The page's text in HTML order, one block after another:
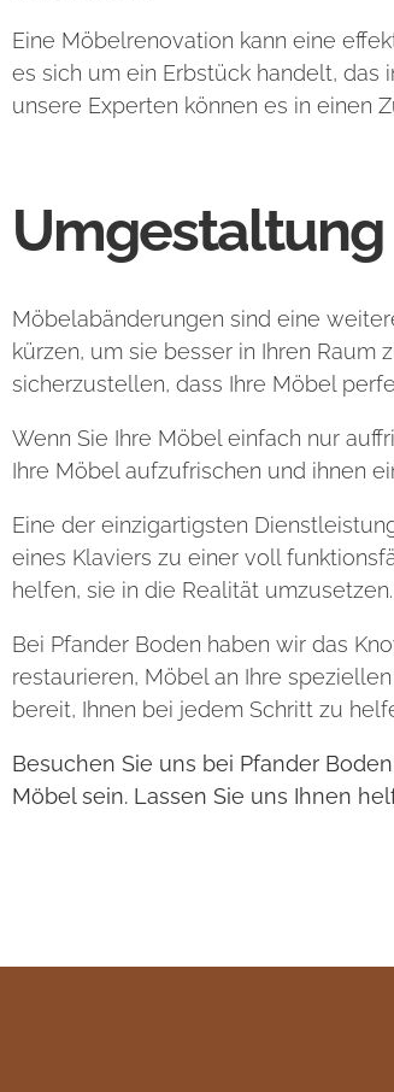
Eine Möbelrenovation kann eine
es sich um ein Erbstück handelt, das
unsere Experten können es in einen
Möbelabänderungen sind eine
kürzen, um sie besser in Ihren
sicherzustellen, dass Ihre Möbel
Wenn Sie Ihre Möbel einfach nur
Ihre Möbel aufzufrischen und ihnen
Eine der einzigartigsten
eines Klaviers zu einer voll
helfen, sie in die Realität umzusetzen.
Bei Pfander Boden haben wir das
restaurieren, Möbel an Ihre
bereit, Ihnen bei jedem Schritt zu
Besuchen Sie uns bei Pfander
Möbel sein. Lassen Sie uns Ihnen